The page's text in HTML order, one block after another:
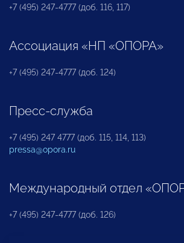
+7 (495) 247-4777 (доб. 116, 117)
Ассоциация «НП «ОПОРА»
+7 (495) 247-4777 (доб. 124)
Пресс-служба
+7 (495) 247 4777 (доб. 115, 114, 113)
pressa@opora.ru
Международный отдел
+7 (495) 247-4777 (доб. 126)